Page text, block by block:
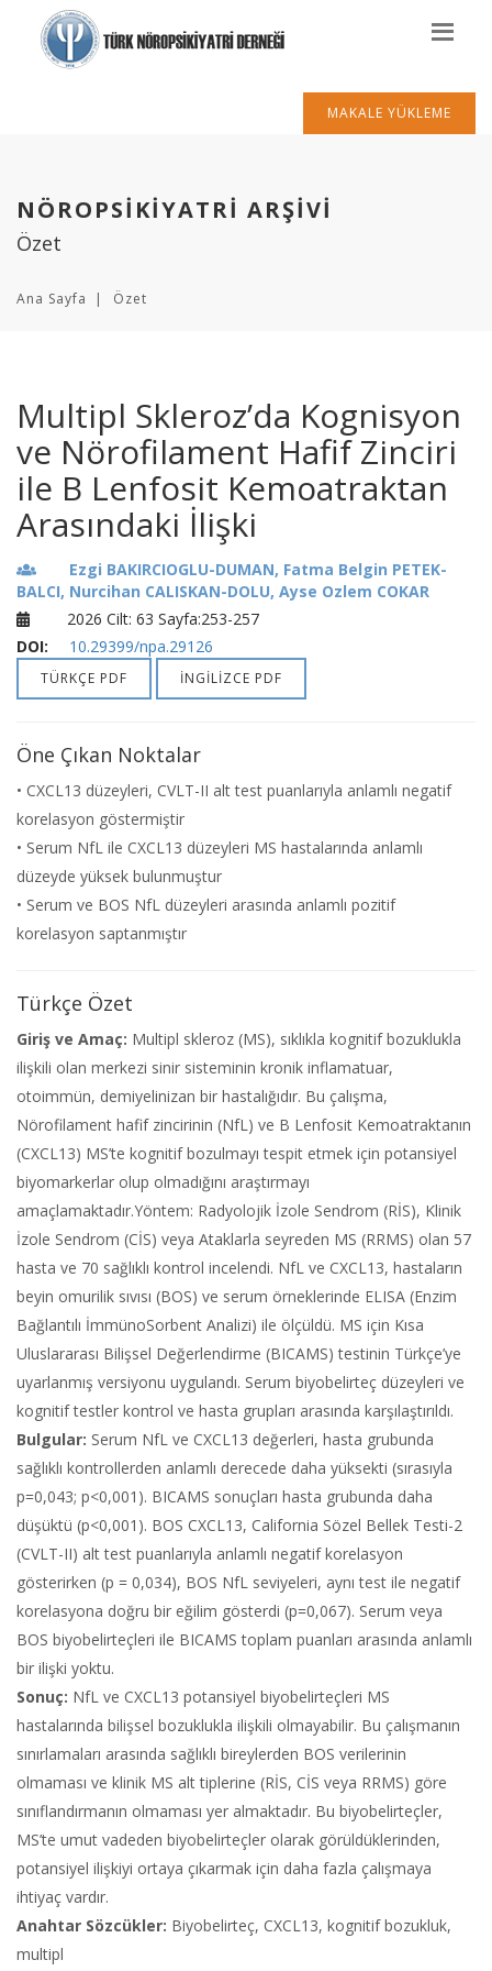
MAKALE YÜKLEME
NÖROPSİKİYATRİ ARŞİVİ
Özet
Ana Sayfa Özet
Multipl Skleroz’da Kognisyon
ve Nörofilament Hafif Zinciri
ile B Lenfosit Kemoatraktan
Arasındaki İlişki
Ezgi BAKIRCIOGLU-DUMAN, Fatma Belgin PETEK-
BALCI, Nurcihan CALISKAN-DOLU, Ayse Ozlem COKAR
2026 Cilt: 63 Sayfa:253-257
DOI:
10.29399/npa.29126
TÜRKÇE PDF İNGİLİZCE PDF
Öne Çıkan Noktalar
• CXCL13 düzeyleri, CVLT-II alt test puanlarıyla anlamlı negatif
korelasyon göstermiştir
• Serum NfL ile CXCL13 düzeyleri MS hastalarında anlamlı
düzeyde yüksek bulunmuştur
• Serum ve BOS NfL düzeyleri arasında anlamlı pozitif
korelasyon saptanmıştır
Türkçe Özet
Giriş ve Amaç: Multipl skleroz (MS), sıklıkla kognitif bozuklukla
ilişkili olan merkezi sinir sisteminin kronik inflamatuar,
otoimmün, demiyelinizan bir hastalığıdır. Bu çalışma,
Nörofilament hafif zincirinin (NfL) ve B Lenfosit Kemoatraktanın
(CXCL13) MS’te kognitif bozulmayı tespit etmek için potansiyel
biyomarkerlar olup olmadığını araştırmayı
amaçlamaktadır.Yöntem: Radyolojik İzole Sendrom (RİS), Klinik
İzole Sendrom (CİS) veya Ataklarla seyreden MS (RRMS) olan 57
hasta ve 70 sağlıklı kontrol incelendi. NfL ve CXCL13, hastaların
beyin omurilik sıvısı (BOS) ve serum örneklerinde ELISA (Enzim
Bağlantılı İmmünoSorbent Analizi) ile ölçüldü. MS için Kısa
Uluslararası Bilişsel Değerlendirme (BICAMS) testinin Türkçe’ye
uyarlanmış versiyonu uygulandı. Serum biyobelirteç düzeyleri ve
kognitif testler kontrol ve hasta grupları arasında karşılaştırıldı.
Bulgular: Serum NfL ve CXCL13 değerleri, hasta grubunda
sağlıklı kontrollerden anlamlı derecede daha yüksekti (sırasıyla
p=0,043; p<0,001). BICAMS sonuçları hasta grubunda daha
düşüktü (p<0,001). BOS CXCL13, California Sözel Bellek Testi-2
(CVLT-II) alt test puanlarıyla anlamlı negatif korelasyon
gösterirken (p = 0,034), BOS NfL seviyeleri, aynı test ile negatif
korelasyona doğru bir eğilim gösterdi (p=0,067). Serum veya
BOS biyobelirteçleri ile BICAMS toplam puanları arasında anlamlı
bir ilişki yoktu.
Sonuç: NfL ve CXCL13 potansiyel biyobelirteçleri MS
hastalarında bilişsel bozuklukla ilişkili olmayabilir. Bu çalışmanın
sınırlamaları arasında sağlıklı bireylerden BOS verilerinin
olmaması ve klinik MS alt tiplerine (RİS, CİS veya RRMS) göre
sınıflandırmanın olmaması yer almaktadır. Bu biyobelirteçler,
MS’te umut vadeden biyobelirteçler olarak görüldüklerinden,
potansiyel ilişkiyi ortaya çıkarmak için daha fazla çalışmaya
ihtiyaç vardır.
Anahtar Sözcükler: Biyobelirteç, CXCL13, kognitif bozukluk,
multipl